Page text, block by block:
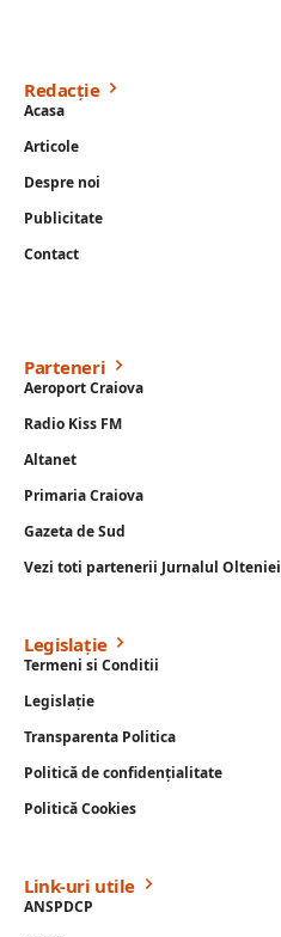
Redacție
Acasa
Articole
Despre noi
Publicitate
Contact
Parteneri
Aeroport Craiova
Radio Kiss FM
Altanet
Primaria Craiova
Gazeta de Sud
Vezi toti partenerii Jurnalul Olteniei
Legislație
Termeni si Conditii
Legislație
Transparenta Politica
Politică de confidențialitate
Politică Cookies
Link-uri utile
ANSPDCP